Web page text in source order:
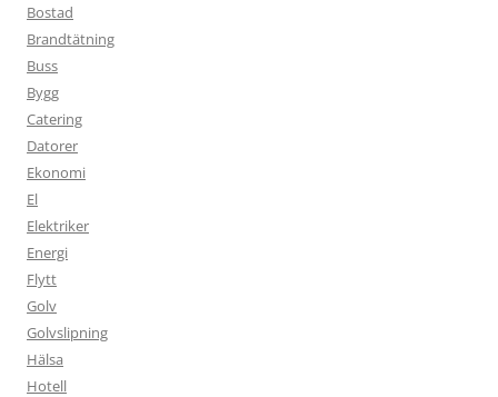
Bostad
Brandtätning
Buss
Bygg
Catering
Datorer
Ekonomi
El
Elektriker
Energi
Flytt
Golv
Golvslipning
Hälsa
Hotell